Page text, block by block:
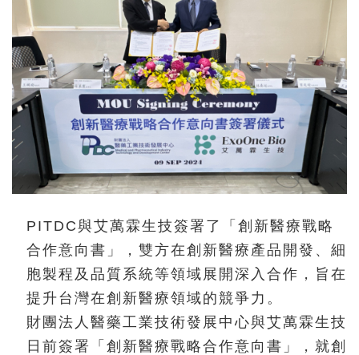
PITDC與艾萬霖生技簽署了「創新醫療戰略
合作意向書」，雙方在創新醫療產品開發、細
胞製程及品質系統等領域展開深入合作，旨在
提升台灣在創新醫療領域的競爭力。
財團法人醫藥工業技術發展中心與艾萬霖生技
日前簽署「創新醫療戰略合作意向書」，就創